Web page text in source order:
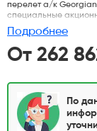
перелет а/к
специальные
Подробнее
От 262
По